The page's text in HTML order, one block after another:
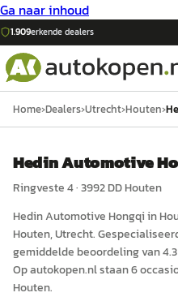
Ga naar inhoud
1.909erkende dealers
Home›Dealers›Utrecht›Houten›
Hedin Automotive
Ringveste 4·3992 DDHouten
Hedin Automotive Hongqi in
Houten, Utrecht.
gemiddelde beoordeling van
Op autokopen.nl staan 6
Houten.